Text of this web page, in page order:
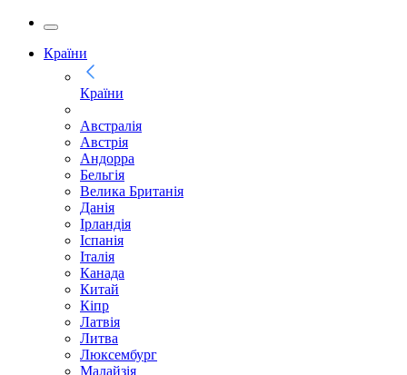
Країни
Країни
Австралія
Австрія
Андорра
Бельгія
Велика Британія
Данія
Ірландія
Іспанія
Італія
Канада
Китай
Кіпр
Латвія
Литва
Люксембург
Малайзія